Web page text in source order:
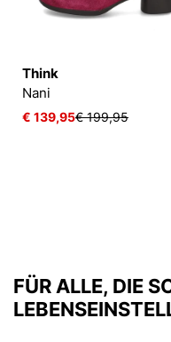
Think
Nani
€ 139,95€ 199,95
FÜR ALLE, DIE